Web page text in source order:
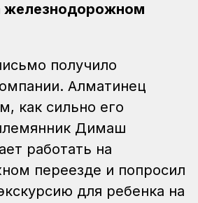
железнодорожном
получило
Алматинец
как сильно его
Димаш
работать на
переезде и попросил
для ребенка на